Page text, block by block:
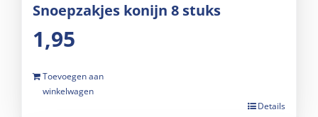
Snoepzakjes konijn 8 stuks
1,95
Toevoegen aan
winkelwagen
Details